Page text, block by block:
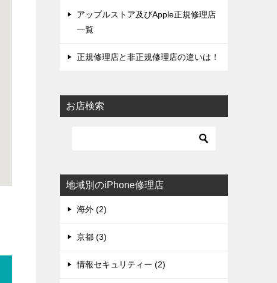
アップルストア及びApple正規修理店
一覧
正規修理店と非正規修理店の違いは！
お店検索
地域別のiPhone修理店
海外 (2)
京都 (3)
情報セキュリティー (2)